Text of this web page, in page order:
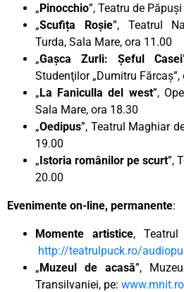
„Pinocchio”, Teatru de
„Scufița Roșie”, Teatrul
Turda, Sala Mare, ora 11.00
„Gașca Zurli: Șeful Casei
Studenţilor „Dumitru Fărcaș”,
„La Faniculla del west”,
Sala Mare, ora 18.30
„Oedipus”, Teatrul Maghiar
19.00
„Istoria românilor pe scurt”,
20.00
Evenimente on-line, permanente:
Momente artistice, Teatrul
http://teatrulpuck.ro/
„Muzeul de acasă”,
Transilvaniei, pe: